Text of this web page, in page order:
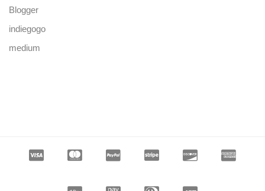
Blogger
indiegogo
medium